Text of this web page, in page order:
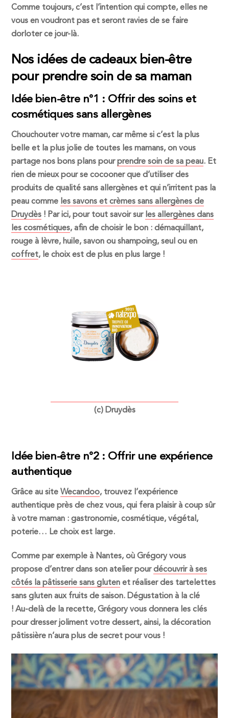
Comme toujours, c’est l’intention qui compte, elles ne
vous en voudront pas et seront ravies de se faire
dorloter ce jour-là.
Nos idées de cadeaux bien-être
pour prendre soin de sa maman
Idée bien-être n°1 : Offrir des soins et
cosmétiques sans allergènes
Chouchouter votre maman, car même si c’est la plus
belle et la plus jolie de toutes les mamans, on vous
partage nos bons plans pourprendre soin de sa peau. Et
rien de mieux pour se cocooner que d’utiliser des
produits de qualité sans allergènes et qui n’irritent pas la
peau comme les savons et crèmes sans allergènes de
Druydès ! Par ici, pour tout savoir sur les allergènes dans
les cosmétiques, afin de choisir le bon : démaquillant,
rouge à lèvre, huile, savon ou shampoing, seul ou en
coffret, le choix est de plus en plus large !
(c) Druydès
Idée bien-être n°2 : Offrir une expérience
authentique
Grâce au site Wecandoo, trouvez l’expérience
authentique près de chez vous, qui fera plaisir à coup sûr
à votre maman : gastronomie, cosmétique, végétal,
poterie… Le choix est large.
Comme par exemple à Nantes, où Grégory vous
propose d’entrer dans son atelier pourdécouvrir à ses
côtés la pâtisserie sans gluten et réaliser des tartelettes
sans gluten aux fruits de saison. Dégustation à la clé
! Au-delà de la recette, Grégory vous donnera les clés
pour dresser joliment votre dessert, ainsi, la décoration
pâtissière n’aura plus de secret pour vous !